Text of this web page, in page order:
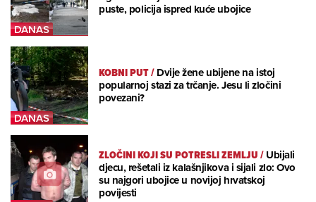
puste, policija ispred kuće ubojice
KOBNI PUT/Dvije žene ubijene na istoj
popularnoj stazi za trčanje. Jesu li zločini
povezani?
ZLOČINI KOJI SU POTRESLI ZEMLJU/Ubijali
djecu, rešetali iz kalašnjikova i sijali zlo: Ovo
su najgori ubojice u novijoj hrvatskoj
povijesti